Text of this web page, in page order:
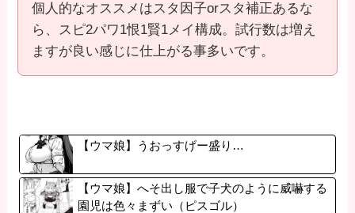
個人的なオススメはスタ因子orスタ補正あるな
ら、スピ2パワ1恨1賢1メイ構成。試行数は増え
ますが良い感じに仕上がる事多いです。
【ウマ娘】うおっすげー盛り…
【ウマ娘】へそ出し服で子犬のように威嚇する
園児は色々まずい（ピスゴル）